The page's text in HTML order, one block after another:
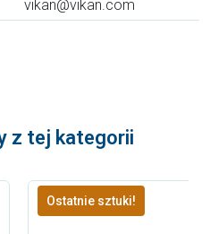
vikan@vikan.com
z tej kategorii
Ostatnie sztuki!